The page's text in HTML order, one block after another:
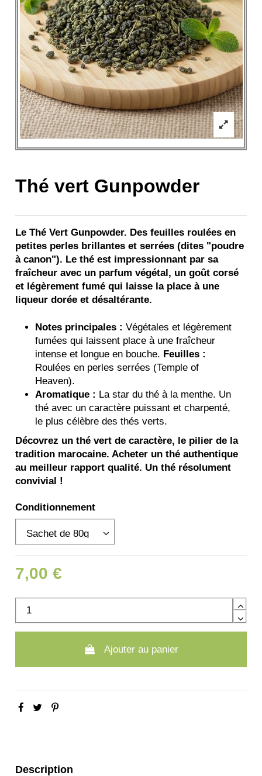
Thé vert Gunpowder
Le Thé Vert Gunpowder. Des feuilles roulées en
petites perles brillantes et serrées (dites "poudre
à canon"). Le thé est impressionnant par sa
fraîcheur avec un parfum végétal, un goût corsé
et légèrement fumé qui laisse la place à une
liqueur dorée et désaltérante.
Notes principales : Végétales et légèrement
fumées qui laissent place à une fraîcheur
intense et longue en bouche. Feuilles :
Roulées en perles serrées (Temple of
Heaven).
Aromatique : La star du thé à la menthe. Un
thé avec un caractère puissant et charpenté,
le plus célèbre des thés verts.
Décovrez un thé vert de caractère, le pilier de la
tradition marocaine. Acheter un thé authentique
au meilleur rapport qualité. Un thé résolument
convivial !
Conditionnement
7,00 €
Ajouter au panier
Description